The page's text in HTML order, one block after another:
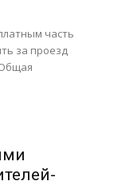
часть
за проезд